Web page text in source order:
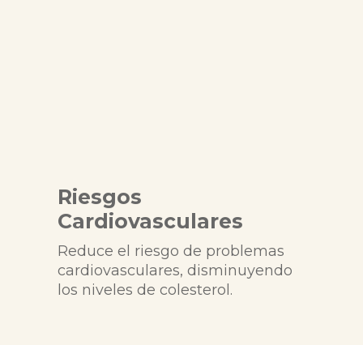
Riesgos
Cardiovasculares
Reduce el riesgo de problemas
cardiovasculares, disminuyendo
los niveles de colesterol.